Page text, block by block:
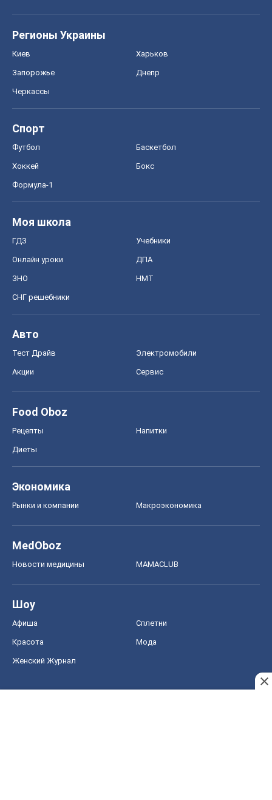
Регионы Украины
Киев Харьков
Запорожье Днепр
Черкассы
Спорт
Футбол Баскетбол
Хоккей Бокс
Формула-1
Моя школа
ГДЗ Учебники
Онлайн уроки ДПА
ЗНО НМТ
СНГ решебники
Авто
Тест Драйв Электромобили
Акции Сервис
Food Oboz
Рецепты Напитки
Диеты
Экономика
Рынки и компании Mакроэкономика
MedOboz
Новости медицины MAMACLUB
Шоу
Афиша Сплетни
Красота Мода
Женский Журнал